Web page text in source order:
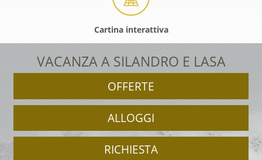
Cartina interattiva
VACANZA A SILANDRO E LASA
OFFERTE
ALLOGGI
RICHIESTA